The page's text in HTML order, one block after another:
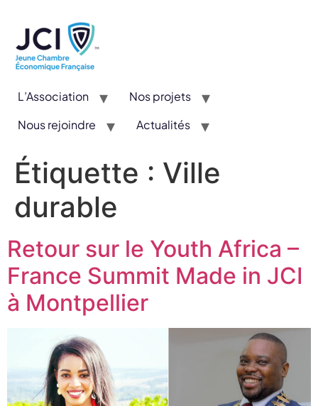
L’Association
Nos projets
Nous rejoindre
Actualités
Étiquette : Ville
durable
Retour sur le Youth Africa –
France Summit Made in JCI
à Montpellier